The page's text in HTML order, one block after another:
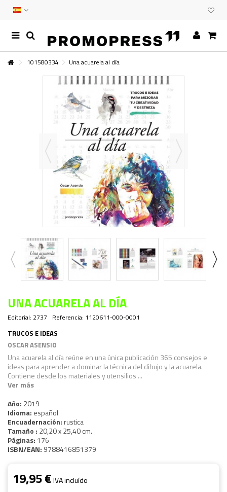
101580334 Una acuarela al día
UNA ACUARELA AL DÍA
Editorial: 2737 Referencia: 1120611-000-0001
TRUCOS E IDEAS
OSCAR ASENSIO
Una acuarela al díareúne en una única publicación 365 consejos e
ideas para aprender a dominar la técnica del dibujo y la acuarela.
Contiene desde los materiales y utensilios ...
Ver más
Año: 2019
Idioma: español
Encuadernación: rustica
Tamaño : 20,20 x 25,40 cm.
Páginas: 176
ISBN/EAN: 9788416851379
19,95 €IVA incluído